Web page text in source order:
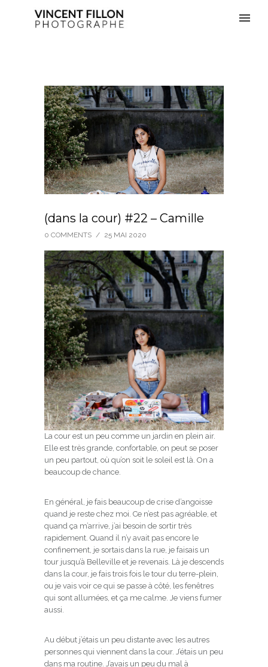
(dans la cour) #22 – Camille
0 COMMENTS / 25 MAI 2020
La cour est un peu comme un jardin en plein air.
Elle est très grande, confortable, on peut se poser
un peu partout, où qu’on soit le soleil est là. On a
beaucoup de chance.
En général, je fais beaucoup de crise d’angoisse
quand je reste chez moi. Ce n’est pas agréable, et
quand ça m’arrive, j’ai besoin de sortir très
rapidement. Quand il n’y avait pas encore le
confinement, je sortais dans la rue, je faisais un
tour jusqu’à Belleville et je revenais. Là je descends
dans la cour, je fais trois fois le tour du terre-plein,
ou je vais voir ce qui se passe à côté, les fenêtres
qui sont allumées, et ça me calme. Je viens fumer
aussi.
Au début j’étais un peu distante avec les autres
personnes qui viennent dans la cour. J’étais un peu
dans ma routine. J’avais un peu du mal à